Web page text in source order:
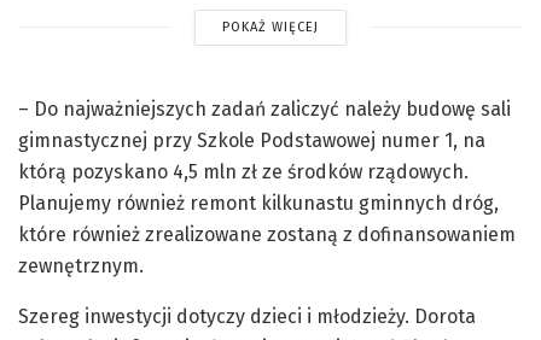
POKAŻ WIĘCEJ
– Do najważniejszych zadań zaliczyć należy budowę sali
gimnastycznej przy Szkole Podstawowej numer 1, na
którą pozyskano 4,5 mln zł ze środków rządowych.
Planujemy również remont kilkunastu gminnych dróg,
które również zrealizowane zostaną z dofinansowaniem
zewnętrznym.
Szereg inwestycji dotyczy dzieci i młodzieży. Dorota